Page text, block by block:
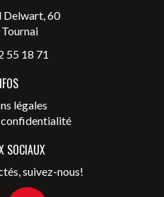
Delwart, 60
55 18 71
légales
SOCIAUX
suivez-nous!